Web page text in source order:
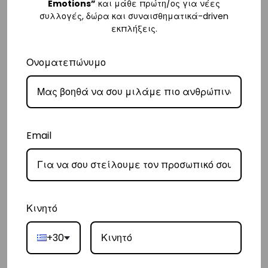
αποστολής στα€3.
– Η συνεργαζόμενη εταιρεία ταχυμεταφορών,
– Οι χρόνοι παράδοσης συνήθως κυμαίνονται από 1-3 εργάσιμες
ημέρες.
– Προσφέρουμε επίσης αντικαταβολή για παραγγελίες σε όλη την
Κύπρος
– Τα έξοδα αποστολής για Κύπρο είναι στα€16.
– Η συνεργαζόμενη εταιρεία ταχυμεταφορών,Aramex, θα αναλάβει
– Οι χρόνοι παράδοσης κυμαίνονται συνήθως από 2-7 εργάσιμες
ημέρες.
Emotions” και μάθε πρώτη/ος για νέες
συλλογές, δώρα και συναισθηματικά-driven
εκπλήξεις.
Ονοματεπώνυμο
Email
Κινητό
+30